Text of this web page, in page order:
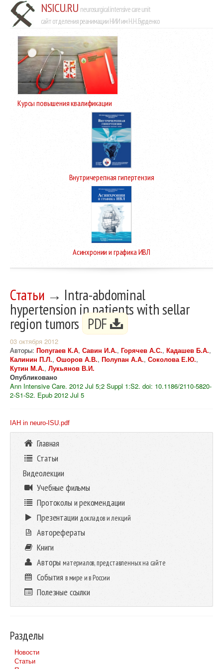
NSICU.RU neurosurgical intensive care unit
сайт отделения реанимации НИИ им Н.Н. Бурденко
Курсы повышения квалификации
Внутричерепная гипертензия
Асинхронии и графика ИВЛ
Статьи → Intra-abdominal
hypertension in patients with sellar
region tumors PDF
03 октября 2012
Авторы: Попугаев К.А, Савин И.А., Горячев А.С., Кадашев Б.А.,
Калинин П.Л., Ошоров А.В., Полупан А.А., Соколова Е.Ю.,
Кутин М.А., Лукьянов В.И.
Опубликовано
Ann Intensive Care. 2012 Jul 5;2 Suppl 1:S2. doi: 10.1186/2110-5820-
2-S1-S2. Epub 2012 Jul 5
IAH in neuro-ISU.pdf
Главная
Статьи
Видеолекции
Учебные фильмы
Протоколы и рекомендации
Презентации докладов и лекций
Авторефераты
Книги
Авторыматериалов, представленных на сайте
События в мире и в России
Полезные ссылки
Разделы
Новости
Статьи